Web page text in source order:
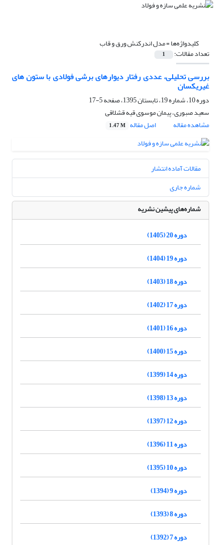
کلیدواژه‌ها =مدل اندرکنش ورق و قاب
تعداد مقالات: 1
بررسی تحلیلی، عددی رفتار دیوارهای برشی فولادی با ستون های
غیریکسان
دوره 10، شماره 19، تابستان 1395، صفحه
5-17
سعید صبوری، پیمان موسوی قیه قشلاقی
مشاهده مقاله
اصل مقاله 1.47 M
مقالات آماده انتشار
شماره جاری
شماره‌های پیشین نشریه
دوره 20 (1405)
دوره 19 (1404)
دوره 18 (1403)
دوره 17 (1402)
دوره 16 (1401)
دوره 15 (1400)
دوره 14 (1399)
دوره 13 (1398)
دوره 12 (1397)
دوره 11 (1396)
دوره 10 (1395)
دوره 9 (1394)
دوره 8 (1393)
دوره 7 (1392)